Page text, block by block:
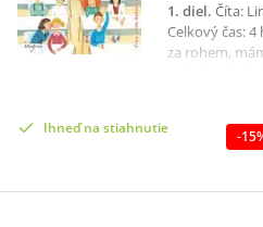
1. diel. Číta:
Celkový čas:
za rohem,
rodiče
druhý zase ve
babičkou. Po
maminka se
Ihneď na stiahnutie -15